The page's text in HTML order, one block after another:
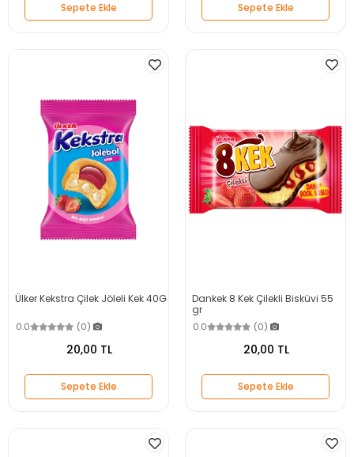
Sepete Ekle Sepete Ekle
Ülker Kekstra Çilek Jöleli Kek 40G
0.0 (0)
20,00 TL
Sepete Ekle
Dankek 8 Kek Çilekli Bisküvi 55
gr
0.0 (0)
20,00 TL
Sepete Ekle